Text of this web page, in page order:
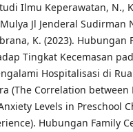
Ilmu Keperawatan, N.,
Jl Jenderal Sudirman
K. (2023). Hubungan
Tingkat Kecemasan
Hospitalisasi di
(The Correlation between
Levels in Preschool
Hubungan Family